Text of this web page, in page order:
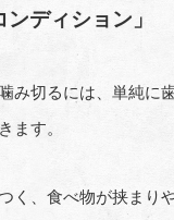
ディション」
み切るには、単純
ます。
く、食べ物が挟まり